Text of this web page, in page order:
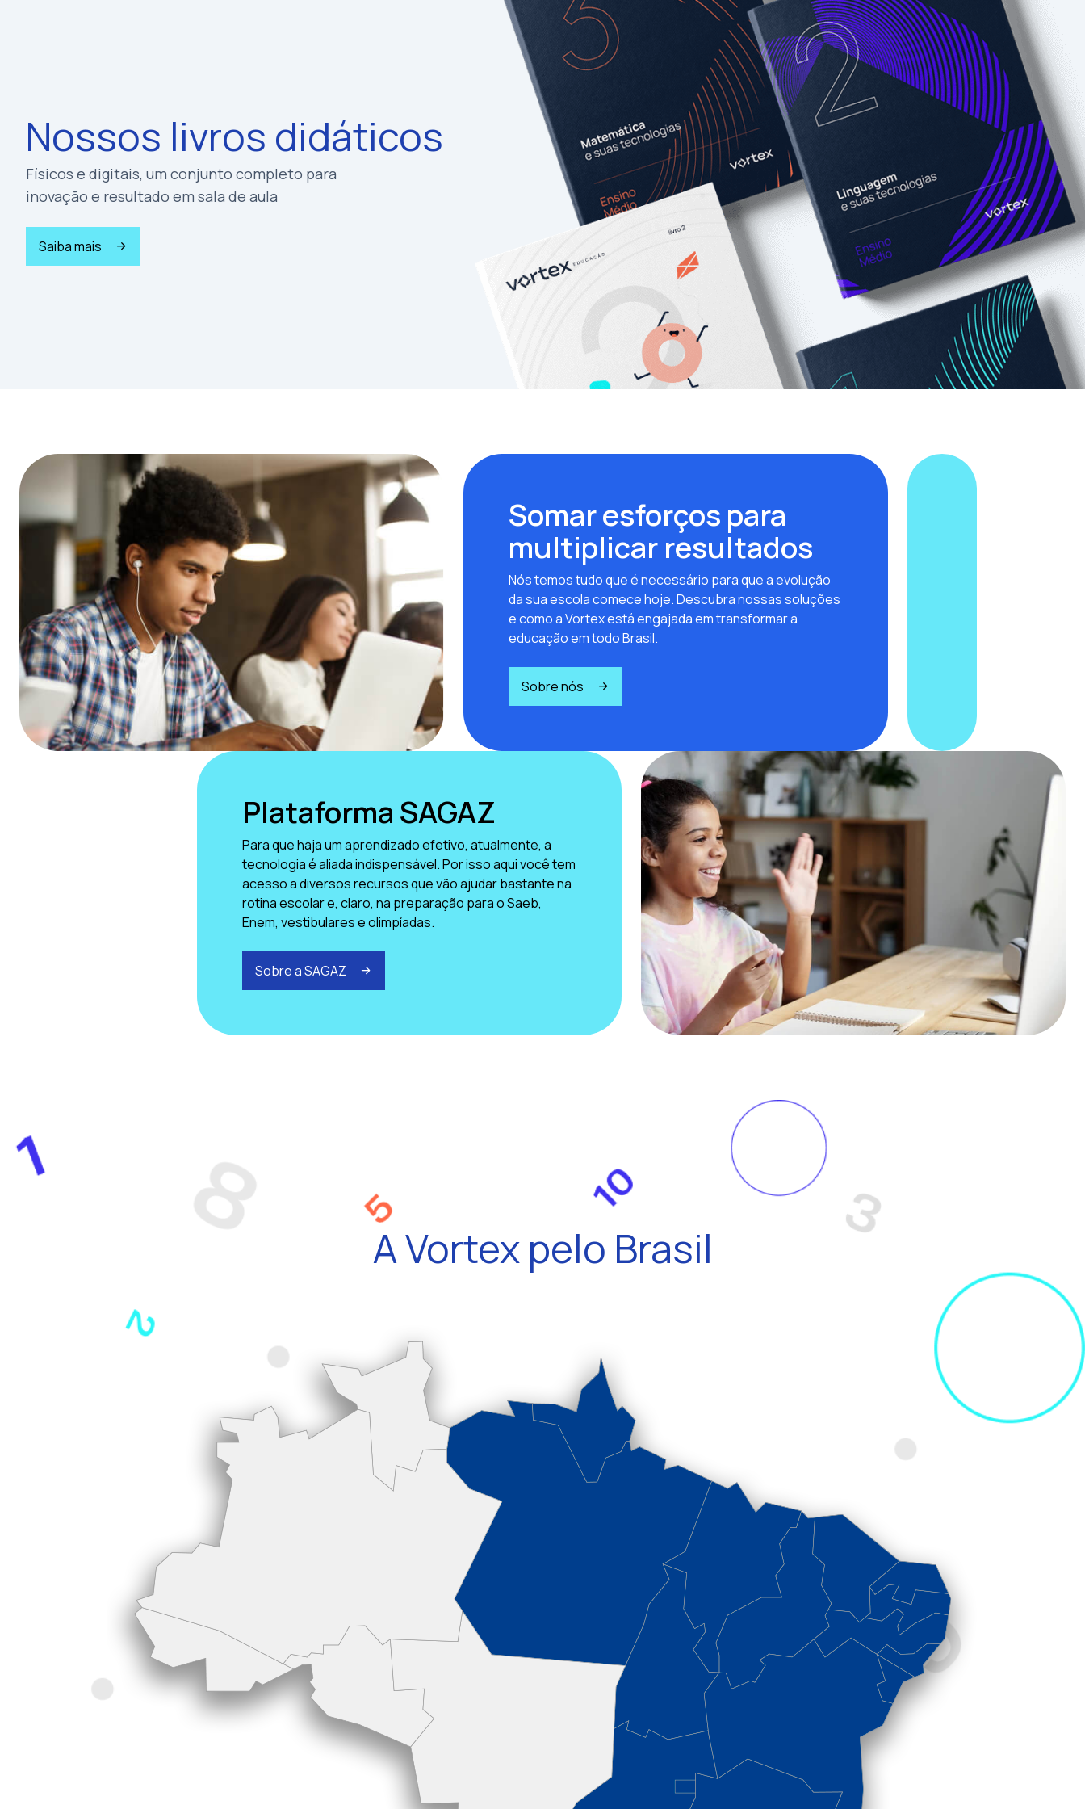
Nossos livros didáticos
Físicos e digitais, um conjunto completo para
inovação e resultado em sala de aula
Saiba mais
Somar esforços para
multiplicar resultados
Nós temos tudo que é necessário para que a evolução
da sua escola comece hoje. Descubra nossas soluções
e como a Vortex está engajada em transformar a
educação em todo Brasil.
Sobre nós
Plataforma SAGAZ
Para que haja um aprendizado efetivo, atualmente, a
tecnologia é aliada indispensável. Por isso aqui você tem
acesso a diversos recursos que vão ajudar bastante na
rotina escolar e, claro, na preparação para o Saeb,
Enem, vestibulares e olimpíadas.
Sobre a SAGAZ
A Vortex pelo Brasil